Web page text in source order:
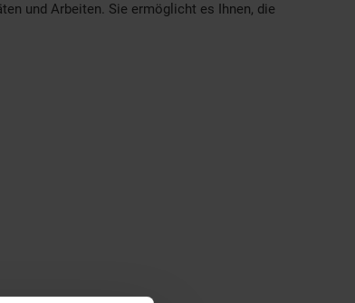
und Arbeiten. Sie ermöglicht es Ihnen, die